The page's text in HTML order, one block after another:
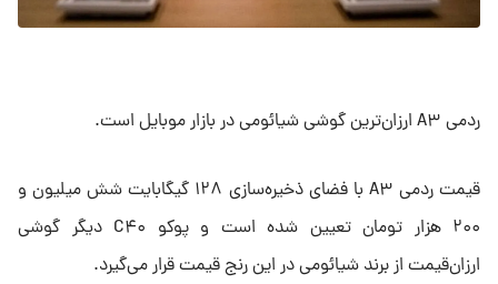
ردمی A۳ ارزان‌ترین گوشی شیائومی در بازار موبایل است.
قیمت ردمی A۳ با فضای ذخیره‌سازی ۱۲۸ گیگابایت شش میلیون و
۲۰۰ هزار تومان تعیین شده است و پوکو C۴۰ دیگر گوشی
ارزان‌قیمت از برند شیائومی در این رنج قیمت قرار می‌گیرد.